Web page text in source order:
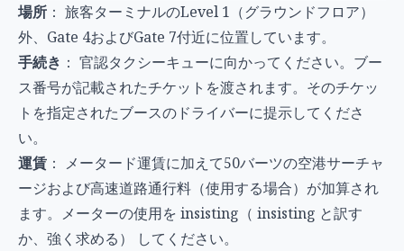
場所 ： 旅客ターミナルのLevel 1（グラウンドフロア）
外、Gate 4およびGate 7付近に位置しています。
手続き ： 官認タクシーキューに向かってください。ブー
ス番号が記載されたチケットを渡されます。そのチケッ
トを指定されたブースのドライバーに提示してくださ
い。
運賃 ： メータード運賃に加えて50バーツの空港サーチャ
ージおよび高速道路通行料（使用する場合）が加算され
ます。メーターの使用を insisting（ insisting と訳す
か、強く求める） してください。